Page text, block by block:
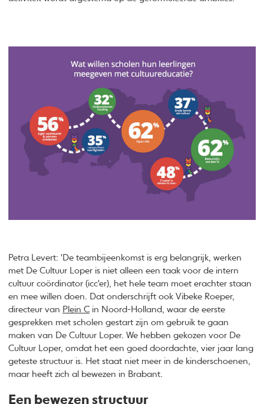
Petra Levert: 'De teambijeenkomst is erg belangrijk, werken
met De Cultuur Loper is niet alleen een taak voor de intern
cultuur coördinator (icc'er), het hele team moet erachter staan
en mee willen doen. Dat onderschrijft ook Vibeke Roeper,
directeur van Plein C in Noord-Holland, waar de eerste
gesprekken met scholen gestart zijn om gebruik te gaan
maken van De Cultuur Loper. We hebben gekozen voor De
Cultuur Loper, omdat het een goed doordachte, vier jaar lang
geteste structuur is. Het staat niet meer in de kinderschoenen,
maar heeft zich al bewezen in Brabant.
Een bewezen structuur